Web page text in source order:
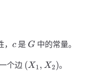
c
c是 G
G中的常量。
个边 (
(X1, X2)。